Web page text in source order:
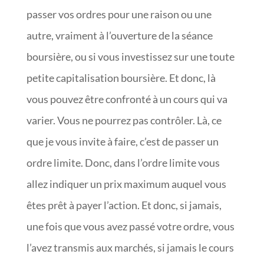
passer vos ordres pour une raison ou une
autre, vraiment à l’ouverture de la séance
boursière, ou si vous investissez sur une toute
petite capitalisation boursière. Et donc, là
vous pouvez être confronté à un cours qui va
varier. Vous ne pourrez pas contrôler. Là, ce
que je vous invite à faire, c’est de passer un
ordre limite. Donc, dans l’ordre limite vous
allez indiquer un prix maximum auquel vous
êtes prêt à payer l’action. Et donc, si jamais,
une fois que vous avez passé votre ordre, vous
l’avez transmis aux marchés, si jamais le cours